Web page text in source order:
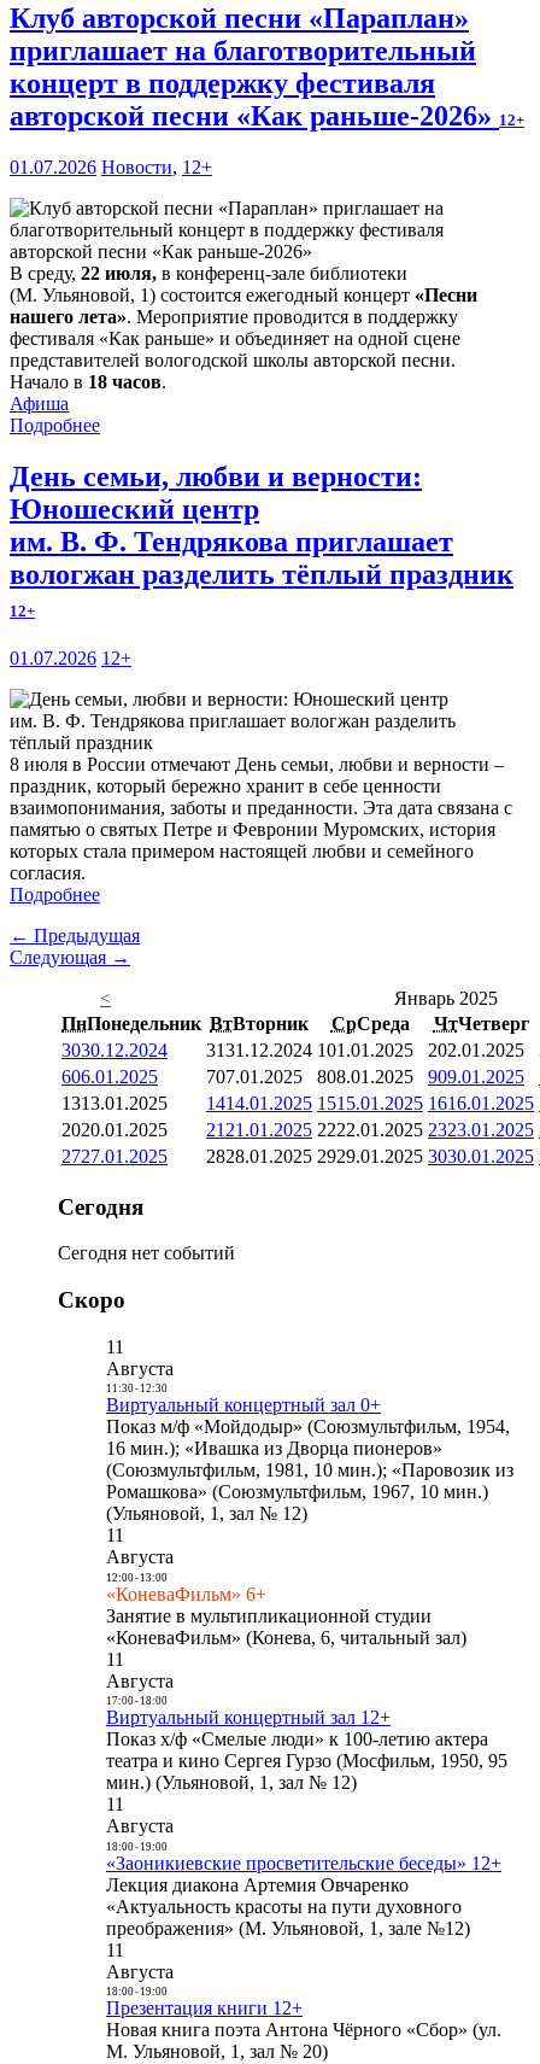
Клуб авторской песни «Параплан»
приглашает на благотворительный
концерт в поддержку фестиваля
авторской песни «Как раньше-2026» 12+
01.07.2026 Новости, 12+
В среду, 22 июля, в конференц-зале библиотеки
(М. Ульяновой, 1) состоится ежегодный концерт «Песни
нашего лета». Мероприятие проводится в поддержку
фестиваля «Как раньше» и объединяет на одной сцене
представителей вологодской школы авторской песни.
Начало в 18 часов.
Афиша
Подробнее
День семьи, любви и верности:
Юношеский центр
им. В. Ф. Тендрякова приглашает
вологжан разделить тёплый праздник
12+
01.07.2026 12+
8 июля в России отмечают День семьи, любви и верности –
праздник, который бережно хранит в себе ценности
взаимопонимания, заботы и преданности. Эта дата связана с
памятью о святых Петре и Февронии Муромских, история
которых стала примером настоящей любви и семейного
согласия.
Подробнее
← Предыдущая
Следующая →
<
Январь 2025
ПнПонедельник ВтВторник СрСреда ЧтЧетверг
3030.12.2024 3131.12.2024 101.01.2025 202.01.2025
606.01.2025 707.01.2025 808.01.2025 909.01.2025
1313.01.2025 1414.01.2025 1515.01.2025 1616.01.2025
2020.01.2025 21 21.01.2025 2222.01.2025 2323.01.2025
2727.01.2025 2828.01.2025 2929.01.2025 3030.01.2025
Сегодня
Сегодня нет событий
Скоро
11
Августа
11:30- 12:30
Виртуальный концертный зал 0+
Показ м/ф «Мойдодыр» (Союзмультфильм, 1954,
16 мин.); «Ивашка из Дворца пионеров»
(Союзмультфильм, 1981, 10 мин.); «Паровозик из
Ромашкова» (Союзмультфильм, 1967, 10 мин.)
(Ульяновой, 1, зал № 12)
11
Августа
12:00- 13:00
«КоневаФильм» 6+
Занятие в мультипликационной студии
«КоневаФильм» (Конева, 6, читальный зал)
11
Августа
17:00- 18:00
Виртуальный концертный зал 12+
Показ х/ф «Смелые люди» к 100-летию актера
театра и кино Сергея Гурзо (Мосфильм, 1950, 95
мин.) (Ульяновой, 1, зал № 12)
11
Августа
18:00- 19:00
«Заоникиевские просветительские беседы» 12+
Лекция диакона Артемия Овчаренко
«Актуальность красоты на пути духовного
преображения» (М. Ульяновой, 1, зале №12)
11
Августа
18:00- 19:00
Презентация книги 12+
Новая книга поэта Антона Чёрного «Сбор» (ул.
М. Ульяновой, 1, зал № 20)